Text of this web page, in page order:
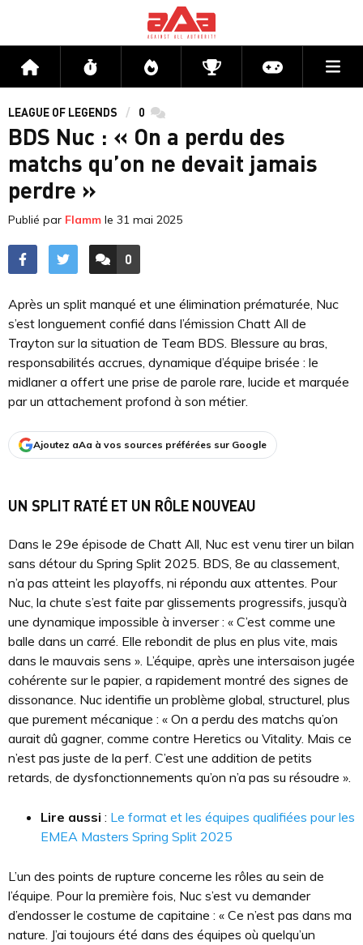
Accueil Flux Directs CompétitionsActu jeux
LEAGUE OF LEGENDS 0 commentaires
BDS Nuc : « On a perdu des
matchs qu’on ne devait jamais
perdre »
Publié par Flamm le 31 mai 2025
ACCÉDER AUX
0
COMMENTAIRES
Après un split manqué et une élimination prématurée, Nuc
s’est longuement confié dans l’émission Chatt All de
Trayton sur la situation de Team BDS. Blessure au bras,
responsabilités accrues, dynamique d’équipe brisée : le
midlaner a offert une prise de parole rare, lucide et marquée
par un attachement profond à son métier.
Ajoutez aAa à vos sources préférées sur Google
UN SPLIT RATÉ ET UN RÔLE NOUVEAU
Dans le 29e épisode de Chatt All, Nuc est venu tirer un bilan
sans détour du Spring Split 2025. BDS, 8e au classement,
n’a pas atteint les playoffs, ni répondu aux attentes. Pour
Nuc, la chute s’est faite par glissements progressifs, jusqu’à
une dynamique impossible à inverser : « C’est comme une
balle dans un carré. Elle rebondit de plus en plus vite, mais
dans le mauvais sens ». L’équipe, après une intersaison jugée
cohérente sur le papier, a rapidement montré des signes de
dissonance. Nuc identifie un problème global, structurel, plus
que purement mécanique : « On a perdu des matchs qu’on
aurait dû gagner, comme contre Heretics ou Vitality. Mais ce
n’est pas juste de la perf. C’est une addition de petits
retards, de dysfonctionnements qu’on n’a pas su résoudre ».
Lire aussi : Le format et les équipes qualifiées pour les
EMEA Masters Spring Split 2025
L’un des points de rupture concerne les rôles au sein de
l’équipe. Pour la première fois, Nuc s’est vu demander
d’endosser le costume de capitaine : « Ce n’est pas dans ma
nature. J’ai toujours été dans des équipes où quelqu’un